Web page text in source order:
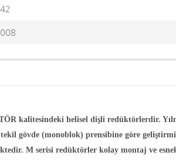
kalitesindeki helisel dişli redüktörlerdir.
gövde (monoblok) prensibine göre
M serisi redüktörler kolay montaj ve